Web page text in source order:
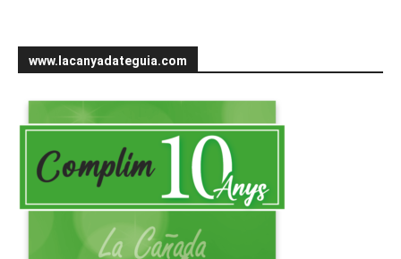
www.lacanyadateguia.com